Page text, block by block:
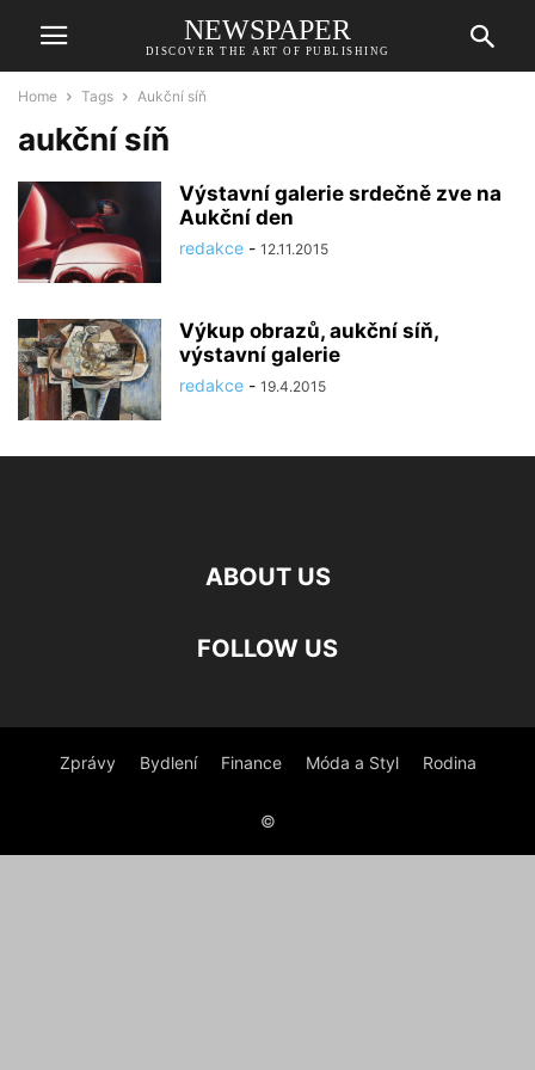
NEWSPAPER
DISCOVER THE ART OF PUBLISHING
Home Tags Aukční síň
aukční síň
Výstavní galerie srdečně zve na
Aukční den
redakce - 12.11.2015
Výkup obrazů, aukční síň,
výstavní galerie
redakce - 19.4.2015
ABOUT US
FOLLOW US
Zprávy Bydlení Finance Móda a Styl Rodina
©